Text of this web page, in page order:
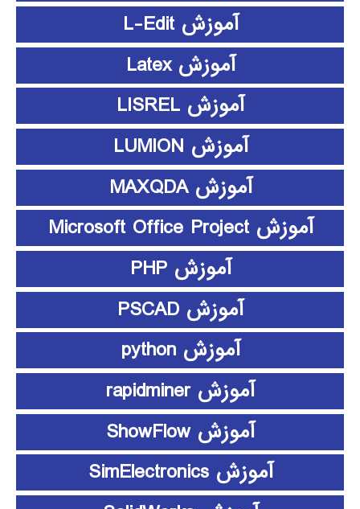
آموزش L-Edit
آموزش Latex
آموزش LISREL
آموزش LUMION
آموزش MAXQDA
آموزش Microsoft Office Project
آموزش PHP
آموزش PSCAD
آموزش python
آموزش rapidminer
آموزش ShowFlow
آموزش SimElectronics